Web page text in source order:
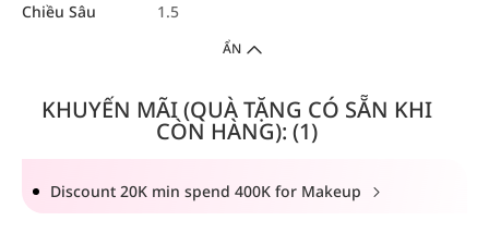
Chiều Sâu 1.5
ẨN
KHUYẾN MÃI (QUÀ TẶNG CÓ SẴN KHI
CÒN HÀNG): (1)
Discount 20K min spend 400K for Makeup